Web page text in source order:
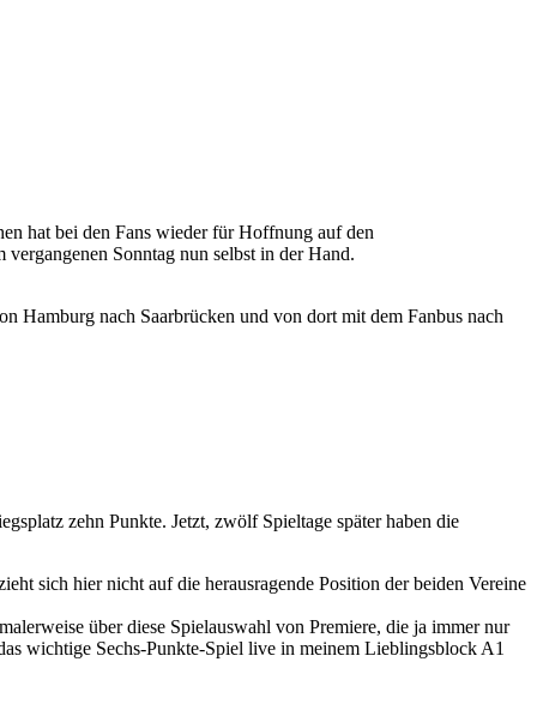
hat bei den Fans wieder für Hoffnung auf den
Sonntag nun selbst in der Hand.
Hamburg nach Saarbrücken und von dort mit dem Fanbus nach
zehn Punkte. Jetzt, zwölf Spieltage später haben die
sich hier nicht auf die herausragende Position der beiden Vereine
über diese Spielauswahl von Premiere, die ja immer nur
wichtige Sechs-Punkte-Spiel live in meinem Lieblingsblock A1